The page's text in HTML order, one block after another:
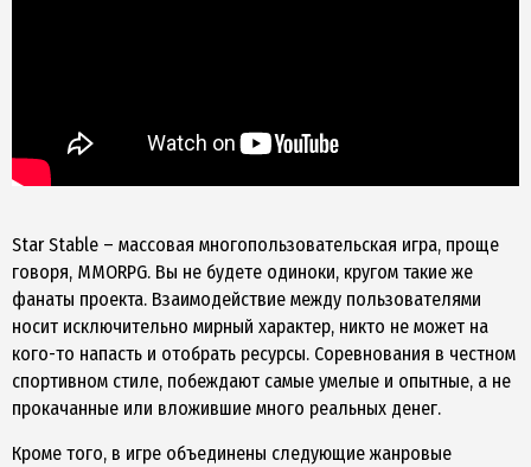
Star Stable – массовая многопользовательская игра, проще
говоря, MMORPG. Вы не будете одиноки, кругом такие же
фанаты проекта. Взаимодействие между пользователями
носит исключительно мирный характер, никто не может на
кого-то напасть и отобрать ресурсы. Соревнования в честном
спортивном стиле, побеждают самые умелые и опытные, а не
прокачанные или вложившие много реальных денег.
Кроме того, в игре объединены следующие жанровые